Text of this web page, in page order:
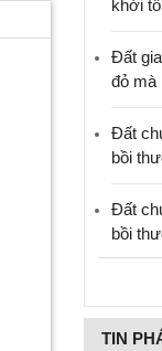
khởi
Đất
đỏ mà
Đất
bồi
Đất
bồi
TIN